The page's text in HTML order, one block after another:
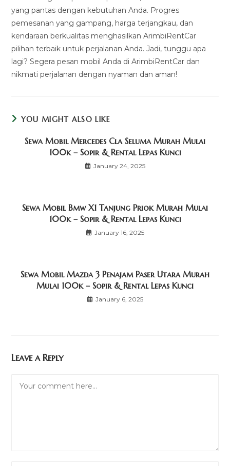
yang pantas dengan kebutuhan Anda. Progres
pemesanan yang gampang, harga terjangkau, dan
kendaraan berkualitas menghasilkan ArimbiRentCar
pilihan terbaik untuk perjalanan Anda. Jadi, tunggu apa
lagi? Segera pesan mobil Anda di ArimbiRentCar dan
nikmati perjalanan dengan nyaman dan aman!
YOU MIGHT ALSO LIKE
Sewa Mobil Mercedes Cla Seluma Murah Mulai
100k – Sopir & Rental Lepas Kunci
January 24, 2025
Sewa Mobil Bmw X1 Tanjung Priok Murah Mulai
100k – Sopir & Rental Lepas Kunci
January 16, 2025
Sewa Mobil Mazda 3 Penajam Paser Utara Murah
Mulai 100k – Sopir & Rental Lepas Kunci
January 6, 2025
Leave a Reply